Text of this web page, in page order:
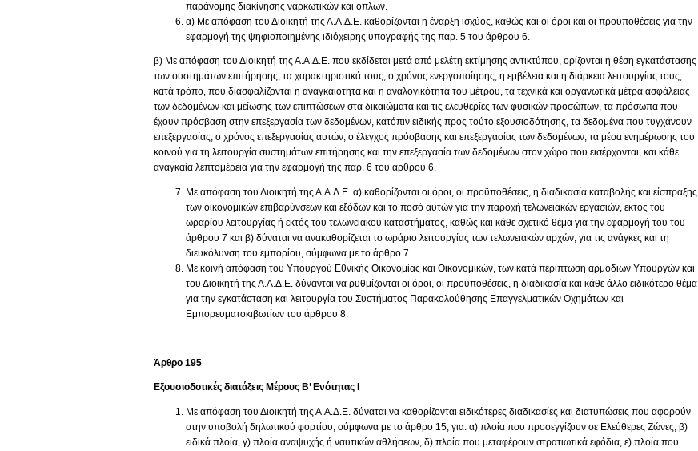
παράνομης διακίνησης ναρκωτικών και όπλων.
α) Με απόφαση του Διοικητή της Α.Α.Δ.Ε. καθορίζονται η έναρξη ισχύος, καθώς και οι όροι και οι προϋποθέσεις για την
εφαρμογή της ψηφιοποιημένης ιδιόχειρης υπογραφής της παρ. 5 του άρθρου 6.
β) Με απόφαση του Διοικητή της Α.Α.Δ.Ε. που εκδίδεται μετά από μελέτη εκτίμησης αντικτύπου, ορίζονται η θέση εγκατάστασης
των συστημάτων επιτήρησης, τα χαρακτηριστικά τους, ο χρόνος ενεργοποίησης, η εμβέλεια και η διάρκεια λειτουργίας τους,
κατά τρόπο, που διασφαλίζονται η αναγκαιότητα και η αναλογικότητα του μέτρου, τα τεχνικά και οργανωτικά μέτρα ασφάλειας
των δεδομένων και μείωσης των επιπτώσεων στα δικαιώματα και τις ελευθερίες των φυσικών προσώπων, τα πρόσωπα που
έχουν πρόσβαση στην επεξεργασία των δεδομένων, κατόπιν ειδικής προς τούτο εξουσιοδότησης, τα δεδομένα που τυγχάνουν
επεξεργασίας, ο χρόνος επεξεργασίας αυτών, ο έλεγχος πρόσβασης και επεξεργασίας των δεδομένων, τα μέσα ενημέρωσης του
κοινού για τη λειτουργία συστημάτων επιτήρησης και την επεξεργασία των δεδομένων στον χώρο που εισέρχονται, και κάθε
αναγκαία λεπτομέρεια για την εφαρμογή της παρ. 6 του άρθρου 6.
Με απόφαση του Διοικητή της Α.Α.Δ.Ε. α) καθορίζονται οι όροι, οι προϋποθέσεις, η διαδικασία καταβολής και είσπραξης
των οικονομικών επιβαρύνσεων και εξόδων και το ποσό αυτών για την παροχή τελωνειακών εργασιών, εκτός του
ωραρίου λειτουργίας ή εκτός του τελωνειακού καταστήματος, καθώς και κάθε σχετικό θέμα για την εφαρμογή του του
άρθρου 7 και β) δύναται να ανακαθορίζεται το ωράριο λειτουργίας των τελωνειακών αρχών, για τις ανάγκες και τη
διευκόλυνση του εμπορίου, σύμφωνα με το άρθρο 7.
Με κοινή απόφαση του Υπουργού Εθνικής Οικονομίας και Οικονομικών, των κατά περίπτωση αρμόδιων Υπουργών και
του Διοικητή της Α.Α.Δ.Ε. δύνανται να ρυθμίζονται οι όροι, οι προϋποθέσεις, η διαδικασία και κάθε άλλο ειδικότερο θέμα
για την εγκατάσταση και λειτουργία του Συστήματος Παρακολούθησης Επαγγελματικών Οχημάτων και
Εμπορευματοκιβωτίων του άρθρου 8.
Άρθρο 195
Εξουσιοδοτικές διατάξεις Μέρους Β’ Ενότητας Ι
Με απόφαση του Διοικητή της Α.Α.Δ.Ε. δύναται να καθορίζονται ειδικότερες διαδικασίες και διατυπώσεις που αφορούν
στην υποβολή δηλωτικού φορτίου, σύμφωνα με το άρθρο 15, για: α) πλοία που προσεγγίζουν σε Ελεύθερες Ζώνες, β)
ειδικά πλοία, γ) πλοία αναψυχής ή ναυτικών αθλήσεων, δ) πλοία που μεταφέρουν στρατιωτικά εφόδια, ε) πλοία που